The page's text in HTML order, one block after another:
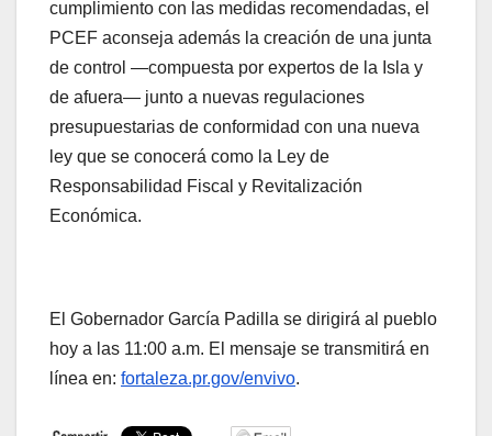
cumplimiento con las medidas recomendadas, el
PCEF aconseja además la creación de una junta
de control —compuesta por expertos de la Isla y
de afuera— junto a nuevas regulaciones
presupuestarias de conformidad con una nueva
ley que se conocerá como la Ley de
Responsabilidad Fiscal y Revitalización
Económica.
El Gobernador García Padilla se dirigirá al pueblo
hoy a las 11:00 a.m. El mensaje se transmitirá en
línea en: fortaleza.pr.gov/envivo.